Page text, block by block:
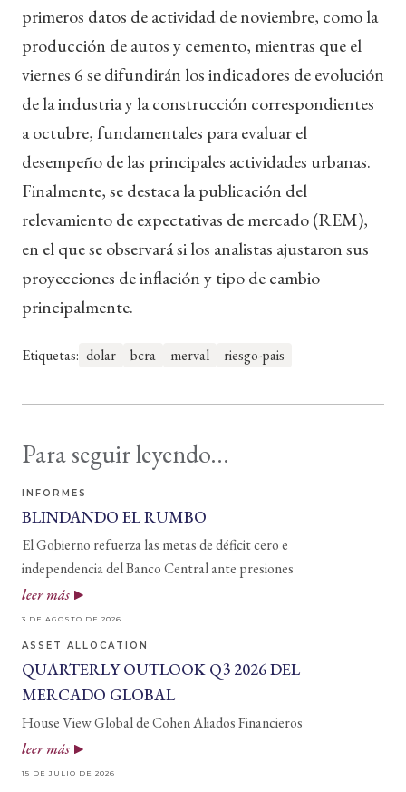
primeros datos de actividad de noviembre, como la
producción de autos y cemento, mientras que el
viernes 6 se difundirán los indicadores de evolución
de la industria y la construcción correspondientes
a octubre, fundamentales para evaluar el
desempeño de las principales actividades urbanas.
Finalmente, se destaca la publicación del
relevamiento de expectativas de mercado (REM),
en el que se observará si los analistas ajustaron sus
proyecciones de inflación y tipo de cambio
principalmente.
Etiquetas: dolar bcra merval riesgo-pais
Para seguir leyendo...
INFORMES
BLINDANDO EL RUMBO
El Gobierno refuerza las metas de déficit cero e
independencia del Banco Central ante presiones
leer más
3 DE AGOSTO DE 2026
ASSET ALLOCATION
QUARTERLY OUTLOOK Q3 2026 DEL
MERCADO GLOBAL
House View Global de Cohen Aliados Financieros
leer más
15 DE JULIO DE 2026